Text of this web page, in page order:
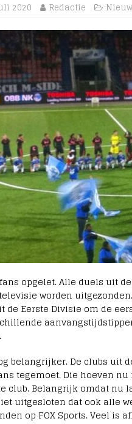
2020 Redactie
opgelet. Alle duels uit
worden
de Eerste Divisie om de
belangrijker. De clubs uit
tegemoet. Die hoeven
club. Belangrijk omdat nu
uitgesloten dat ook alle
op FOX Sports. Veel